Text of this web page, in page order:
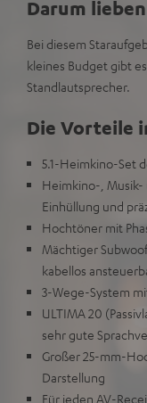
Darum
Bei diesem
kleines Budget gibt
Standlautsprecher.
Die Vorteile
5.1-Heimkino-Set
Heimkino-, Musik-
Einhüllung und
Hochtöner mit
Mächtiger
kabellos
3-Wege-System
ULTIMA 20
sehr gute
Großer 25-mm-
Darstellung
Für jeden AV-